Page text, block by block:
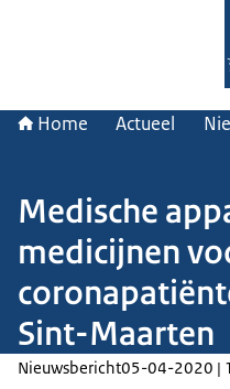
Home Actueel
Medische
medicijnen
Sint-Maarten
Nieuwsbericht05-04-2020 |